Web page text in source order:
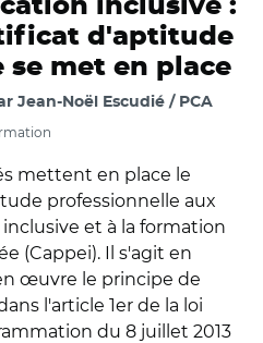
inclusive :
d'aptitude
met en place
Jean-Noël Escudié / PCA
mettent en place le
professionnelle aux
et à la formation
(Cappei). Il s'agit en
œuvre le principe de
l'article 1er de la loi
du 8 juillet 2013